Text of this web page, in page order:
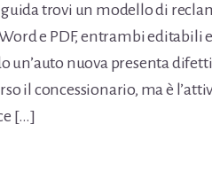
trovi un modello di
e PDF, entrambi editabili
un’auto nuova presenta
il concessionario, ma è
[…]